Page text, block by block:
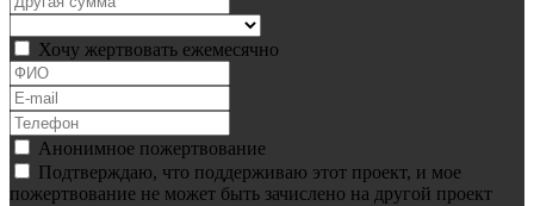
Хочу жертвовать ежемесячно
Анонимное пожертвование
Подтверждаю, что поддерживаю этот проект, и мое
пожертвование не может быть зачислено на другой проект